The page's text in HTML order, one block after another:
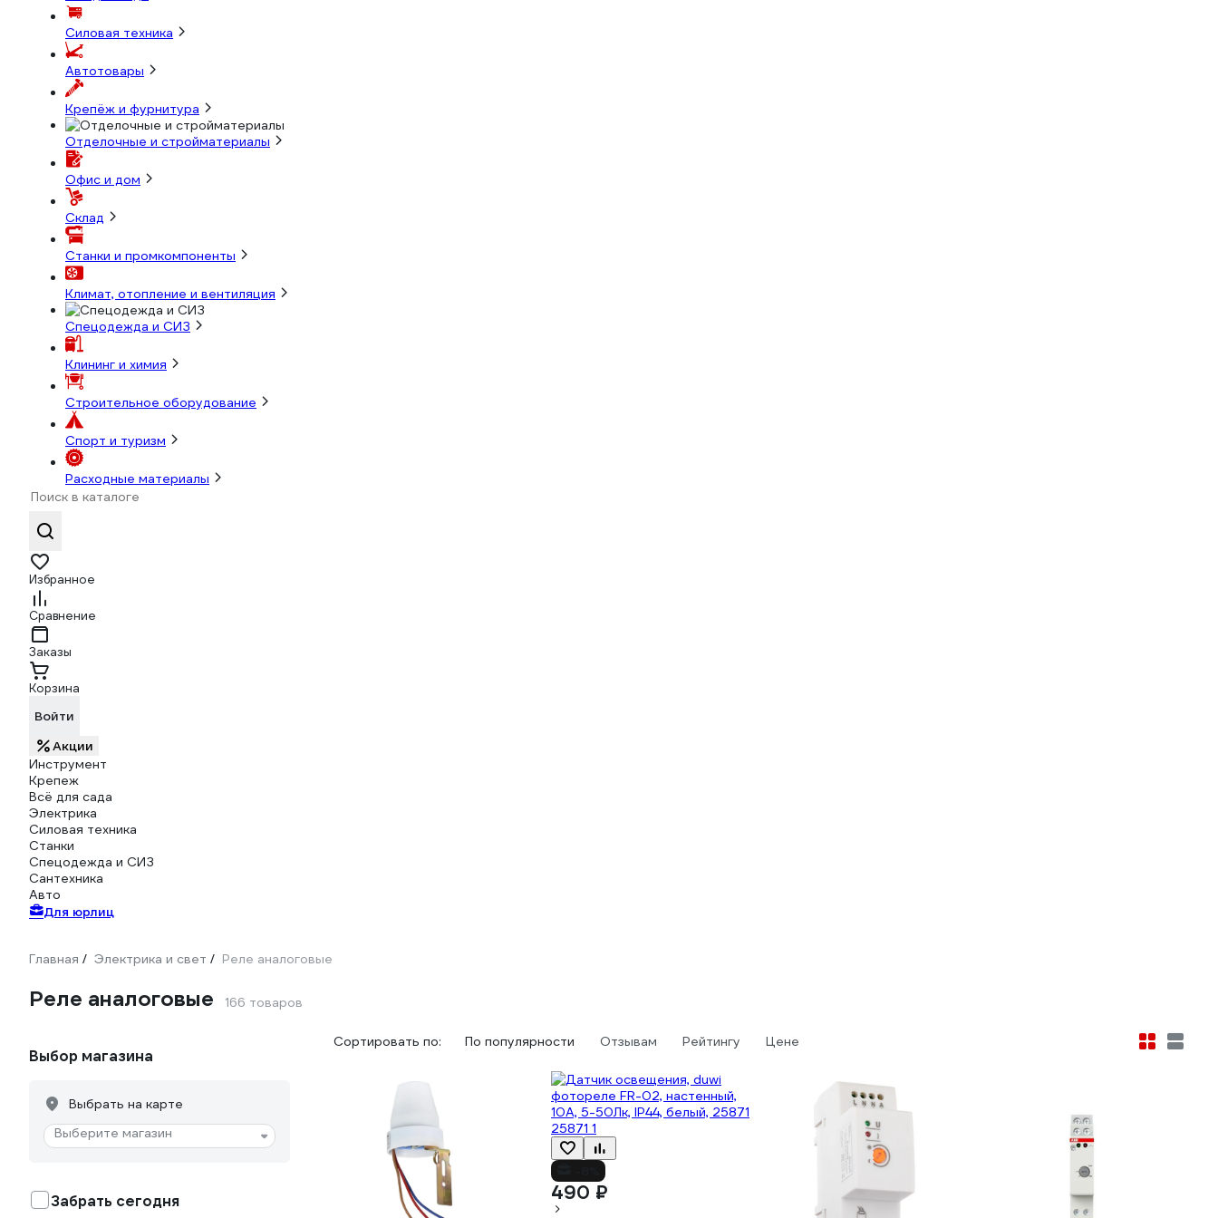
Силовая техника
Автотовары
Крепёж и фурнитура
Отделочные и стройматериалы
Офис и дом
Склад
Станки и промкомпоненты
Климат, отопление и вентиляция
Спецодежда и СИЗ
Клининг и химия
Строительное оборудование
Спорт и туризм
Расходные материалы
Избранное
Сравнение
Заказы
Корзина
Войти
Акции
Инструмент
Крепеж
Всё для сада
Электрика
Силовая техника
Станки
Спецодежда и СИЗ
Сантехника
Авто
Для юрлиц
Главная / Электрика и свет / Реле аналоговые
Реле аналоговые 166 товаров
Выбор магазина
Выбрать на карте
Выберите магазин
Забрать сегодня
Сортировать по: По популярности Отзывам Рейтингу Цене
490 ₽